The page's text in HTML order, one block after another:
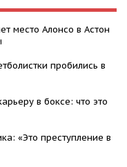
место Алонсо в Астон
пробились в
в боксе: что это
«Это преступление в